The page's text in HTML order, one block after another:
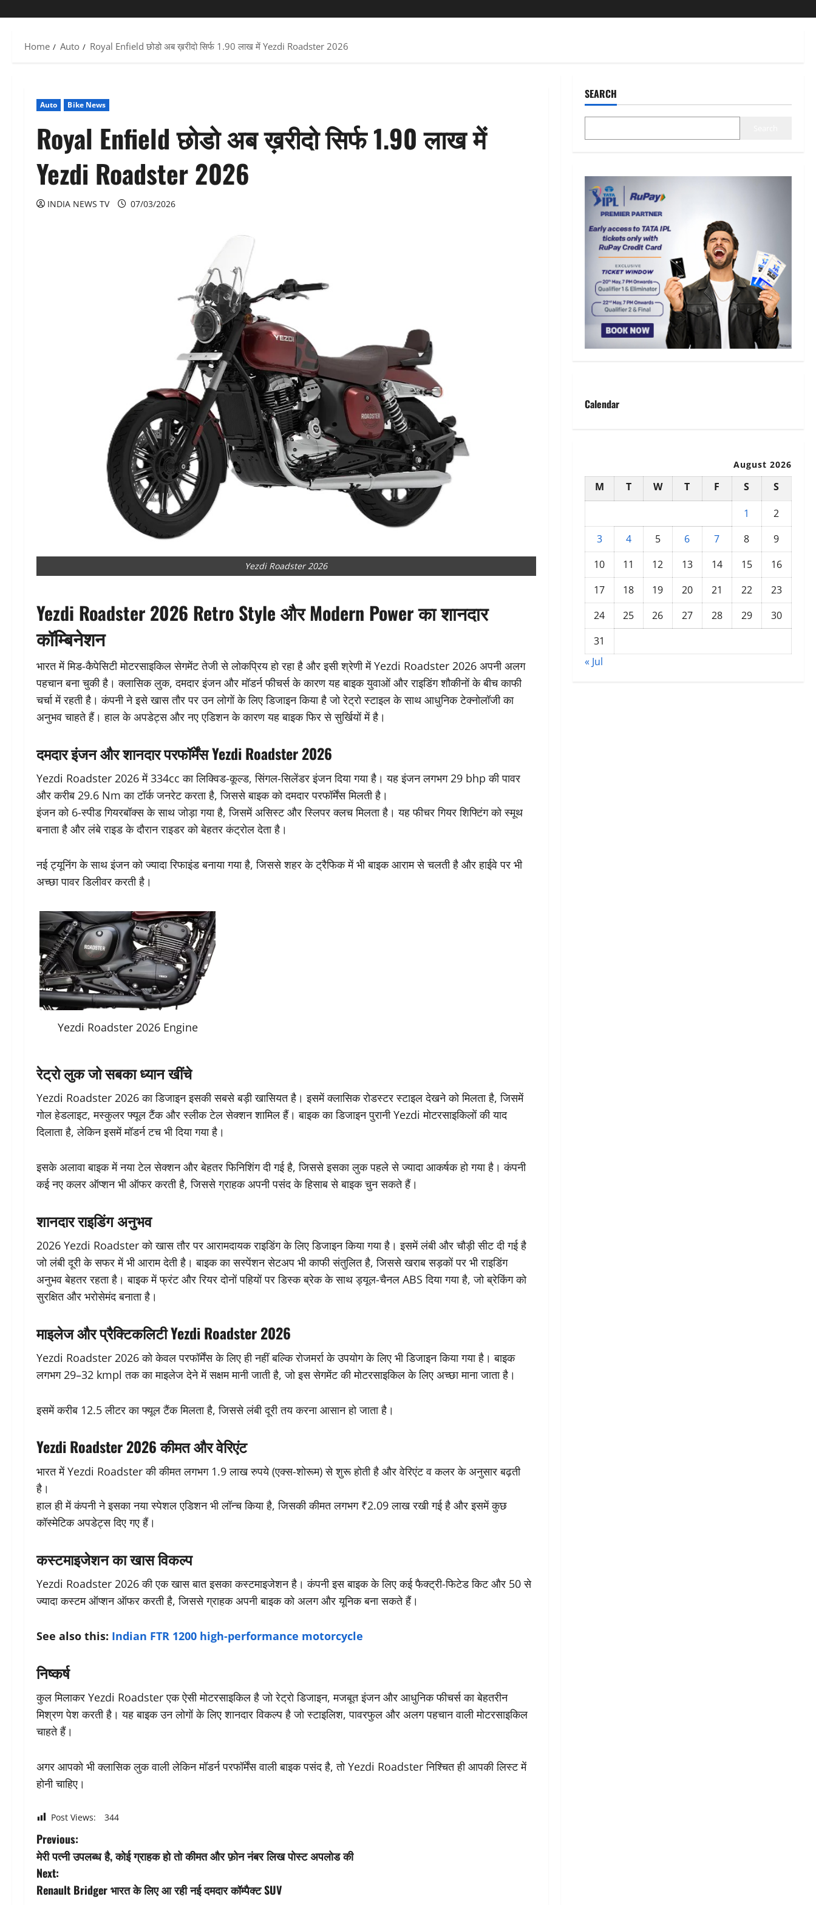
Home Auto Royal Enfield छोडो अब ख़रीदो सिर्फ 1.90 लाख में Yezdi Roadster 2026
Auto Bike News
Royal Enfield छोडो अब ख़रीदो सिर्फ 1.90 लाख में
Yezdi Roadster 2026
INDIA NEWS TV 07/03/2026
Yezdi Roadster 2026
Yezdi Roadster 2026 Retro Style और Modern Power का शानदार
कॉम्बिनेशन
भारत में मिड-कैपेसिटी मोटरसाइकिल सेगमेंट तेजी से लोकप्रिय हो रहा है और इसी श्रेणी में Yezdi Roadster 2026 अपनी अलग
पहचान बना चुकी है। क्लासिक लुक, दमदार इंजन और मॉडर्न फीचर्स के कारण यह बाइक युवाओं और राइडिंग शौकीनों के बीच काफी
चर्चा में रहती है। कंपनी ने इसे खास तौर पर उन लोगों के लिए डिजाइन किया है जो रेट्रो स्टाइल के साथ आधुनिक टेक्नोलॉजी का
अनुभव चाहते हैं। हाल के अपडेट्स और नए एडिशन के कारण यह बाइक फिर से सुर्खियों में है।
दमदार इंजन और शानदार परफॉर्मेंस Yezdi Roadster 2026
Yezdi Roadster 2026 में 334cc का लिक्विड-कूल्ड, सिंगल-सिलेंडर इंजन दिया गया है। यह इंजन लगभग 29 bhp की पावर
और करीब 29.6 Nm का टॉर्क जनरेट करता है, जिससे बाइक को दमदार परफॉर्मेंस मिलती है।
इंजन को 6-स्पीड गियरबॉक्स के साथ जोड़ा गया है, जिसमें असिस्ट और स्लिपर क्लच मिलता है। यह फीचर गियर शिफ्टिंग को स्मूथ
बनाता है और लंबे राइड के दौरान राइडर को बेहतर कंट्रोल देता है।
नई ट्यूनिंग के साथ इंजन को ज्यादा रिफाइंड बनाया गया है, जिससे शहर के ट्रैफिक में भी बाइक आराम से चलती है और हाईवे पर भी
अच्छा पावर डिलीवर करती है।
Yezdi Roadster 2026 Engine
रेट्रो लुक जो सबका ध्यान खींचे
Yezdi Roadster 2026 का डिजाइन इसकी सबसे बड़ी खासियत है। इसमें क्लासिक रोडस्टर स्टाइल देखने को मिलता है, जिसमें
गोल हेडलाइट, मस्कुलर फ्यूल टैंक और स्लीक टेल सेक्शन शामिल हैं। बाइक का डिजाइन पुरानी Yezdi मोटरसाइकिलों की याद
दिलाता है, लेकिन इसमें मॉडर्न टच भी दिया गया है।
इसके अलावा बाइक में नया टेल सेक्शन और बेहतर फिनिशिंग दी गई है, जिससे इसका लुक पहले से ज्यादा आकर्षक हो गया है। कंपनी
कई नए कलर ऑप्शन भी ऑफर करती है, जिससे ग्राहक अपनी पसंद के हिसाब से बाइक चुन सकते हैं।
शानदार राइडिंग अनुभव
2026 Yezdi Roadster को खास तौर पर आरामदायक राइडिंग के लिए डिजाइन किया गया है। इसमें लंबी और चौड़ी सीट दी गई है
जो लंबी दूरी के सफर में भी आराम देती है। बाइक का सस्पेंशन सेटअप भी काफी संतुलित है, जिससे खराब सड़कों पर भी राइडिंग
अनुभव बेहतर रहता है। बाइक में फ्रंट और रियर दोनों पहियों पर डिस्क ब्रेक के साथ ड्यूल-चैनल ABS दिया गया है, जो ब्रेकिंग को
सुरक्षित और भरोसेमंद बनाता है।
माइलेज और प्रैक्टिकलिटी Yezdi Roadster 2026
Yezdi Roadster 2026 को केवल परफॉर्मेंस के लिए ही नहीं बल्कि रोजमर्रा के उपयोग के लिए भी डिजाइन किया गया है। बाइक
लगभग 29–32 kmpl तक का माइलेज देने में सक्षम मानी जाती है, जो इस सेगमेंट की मोटरसाइकिल के लिए अच्छा माना जाता है।
इसमें करीब 12.5 लीटर का फ्यूल टैंक मिलता है, जिससे लंबी दूरी तय करना आसान हो जाता है।
Yezdi Roadster 2026 कीमत और वेरिएंट
भारत में Yezdi Roadster की कीमत लगभग 1.9 लाख रुपये (एक्स-शोरूम) से शुरू होती है और वेरिएंट व कलर के अनुसार बढ़ती
है।
हाल ही में कंपनी ने इसका नया स्पेशल एडिशन भी लॉन्च किया है, जिसकी कीमत लगभग ₹2.09 लाख रखी गई है और इसमें कुछ
कॉस्मेटिक अपडेट्स दिए गए हैं।
कस्टमाइजेशन का खास विकल्प
Yezdi Roadster 2026 की एक खास बात इसका कस्टमाइजेशन है। कंपनी इस बाइक के लिए कई फैक्ट्री-फिटेड किट और 50 से
ज्यादा कस्टम ऑप्शन ऑफर करती है, जिससे ग्राहक अपनी बाइक को अलग और यूनिक बना सकते हैं।
See also this: Indian FTR 1200 high-performance motorcycle
निष्कर्ष
कुल मिलाकर Yezdi Roadster एक ऐसी मोटरसाइकिल है जो रेट्रो डिजाइन, मजबूत इंजन और आधुनिक फीचर्स का बेहतरीन
मिश्रण पेश करती है। यह बाइक उन लोगों के लिए शानदार विकल्प है जो स्टाइलिश, पावरफुल और अलग पहचान वाली मोटरसाइकिल
चाहते हैं।
अगर आपको भी क्लासिक लुक वाली लेकिन मॉडर्न परफॉर्मेंस वाली बाइक पसंद है, तो Yezdi Roadster निश्चित ही आपकी लिस्ट में
होनी चाहिए।
Post Views: 344
P
o
s
Previous:
मेरी पत्नी उपलब्ध है, कोई ग्राहक हो तो कीमत और फ़ोन नंबर लिख पोस्ट अपलोड की
Next:
Renault Bridger भारत के लिए आ रही नई दमदार कॉम्पैक्ट SUV
SEARCH
Calendar
August 2026
M T W T F S
S
1
2
3
4 5 6 7 8
9
10
11 12 13 14 15
16
17
18 19 20 21 22
23
24
25 26 27 28 29
30
31
« Jul